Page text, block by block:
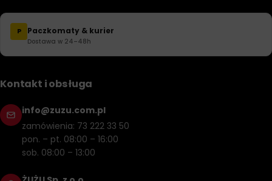
P Paczkomaty & kurier
Dostawa w 24–48h
Kontakt i obsługa
info@zuzu.com.pl
zamówienia: 73 222 33 50
pon. – pt. 08:00 – 16:00
sob. 08:00 – 13:00